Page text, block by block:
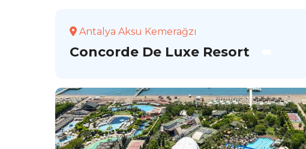
Antalya Aksu Kemerağzı
Concorde De Luxe Resort